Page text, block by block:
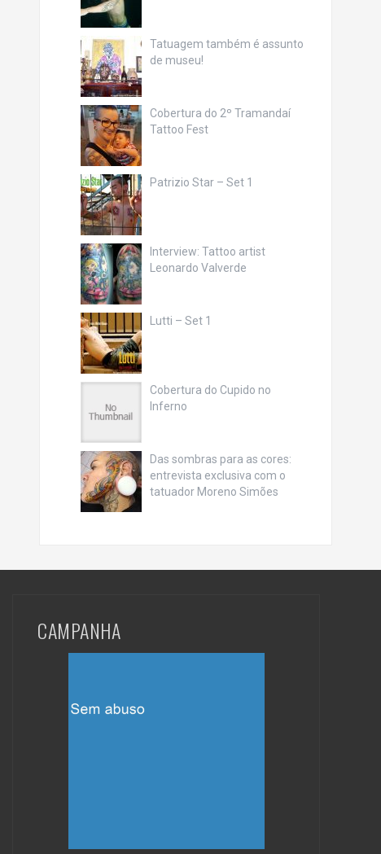
Tatuagem também é assunto
de museu!
Cobertura do 2º Tramandaí
Tattoo Fest
Patrizio Star – Set 1
Interview: Tattoo artist
Leonardo Valverde
Lutti – Set 1
Cobertura do Cupido no
Inferno
Das sombras para as cores:
entrevista exclusiva com o
tatuador Moreno Simões
CAMPANHA